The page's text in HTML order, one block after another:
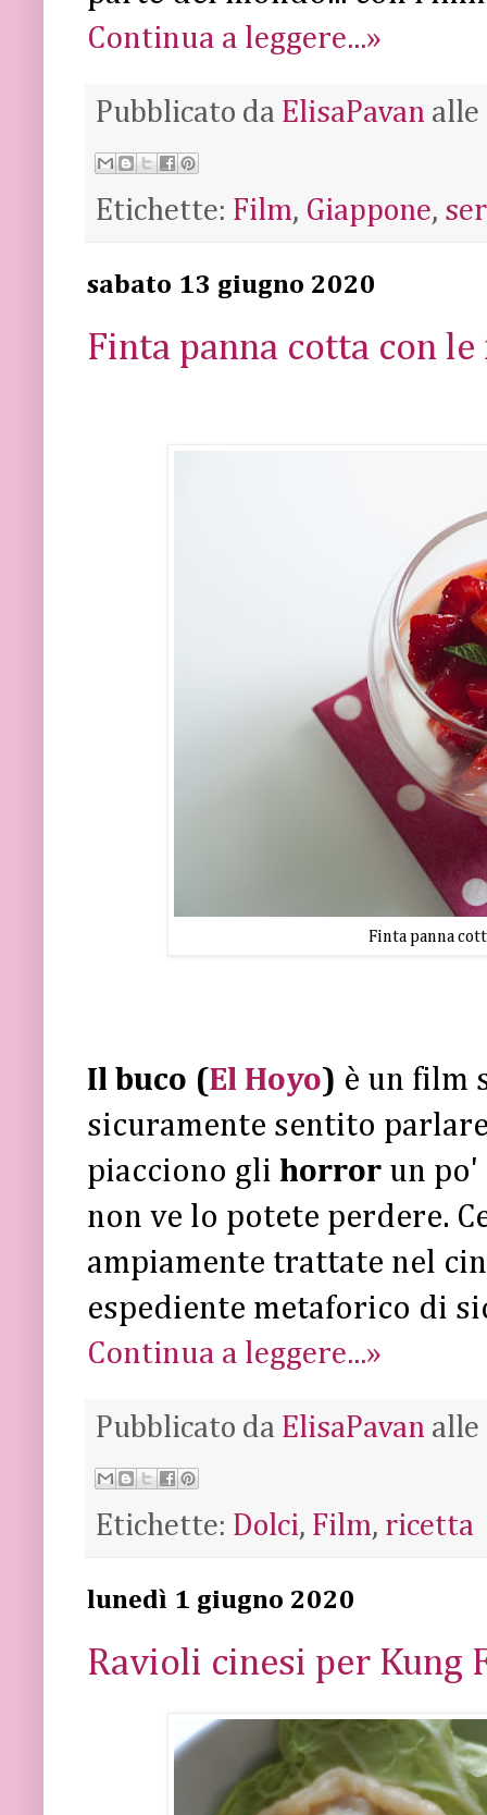
Continua a leggere...»
Pubblicato da ElisaPavan alle
Etichette: Film, Giappone,
sabato 13 giugno 2020
Finta panna cotta con
Finta panna
Il buco (El Hoyo) è un film
sicuramente sentito
piacciono gli horror un po'
non ve lo potete perdere.
ampiamente trattate nel
espediente metaforico di
Continua a leggere...»
Pubblicato da ElisaPavan alle
Etichette: Dolci, Film, ricetta
lunedì 1 giugno 2020
Ravioli cinesi per Kung